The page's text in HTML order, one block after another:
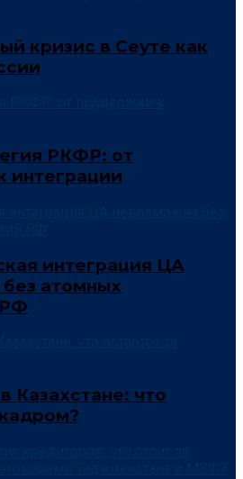
кризис в Сеуте как
РКФР: от
интеграции
интеграция ЦА
атомных
РФ
Казахстане: что